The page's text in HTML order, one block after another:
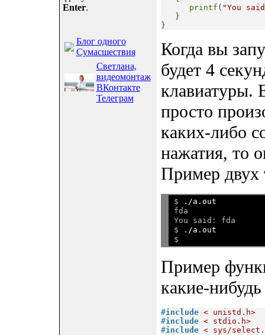
Enter.
Блог одного
Сумасшествия
Светлана,
видеомонтаж
ВКонтакте
Телеграм
printf ( "You
   }
}
Когда вы
будет 4
клавиатуры.
просто
каких-либо
нажатия, то
Пример двух
$
./a.out
fda
You said: fda
$
./a.out
$
Пример
какие-
#include < unistd.h>
#include < stdio.h>
#include < sys/